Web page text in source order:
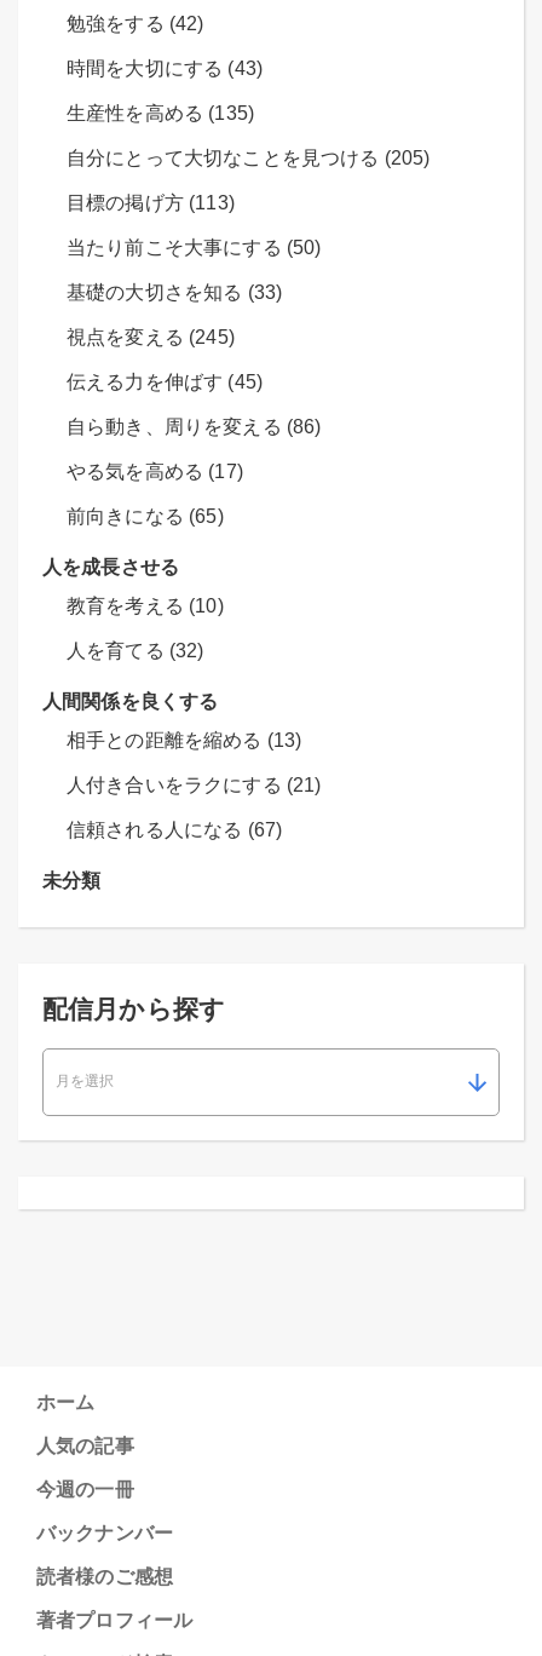
勉強をする (42)
時間を大切にする (43)
生産性を高める (135)
自分にとって大切なことを見つける (205)
目標の掲げ方 (113)
当たり前こそ大事にする (50)
基礎の大切さを知る (33)
視点を変える (245)
伝える力を伸ばす (45)
自ら動き、周りを変える (86)
やる気を高める (17)
前向きになる (65)
人を成長させる
教育を考える (10)
人を育てる (32)
人間関係を良くする
相手との距離を縮める (13)
人付き合いをラクにする (21)
信頼される人になる (67)
未分類
配信月から探す
ホーム
人気の記事
今週の一冊
バックナンバー
読者様のご感想
著者プロフィール